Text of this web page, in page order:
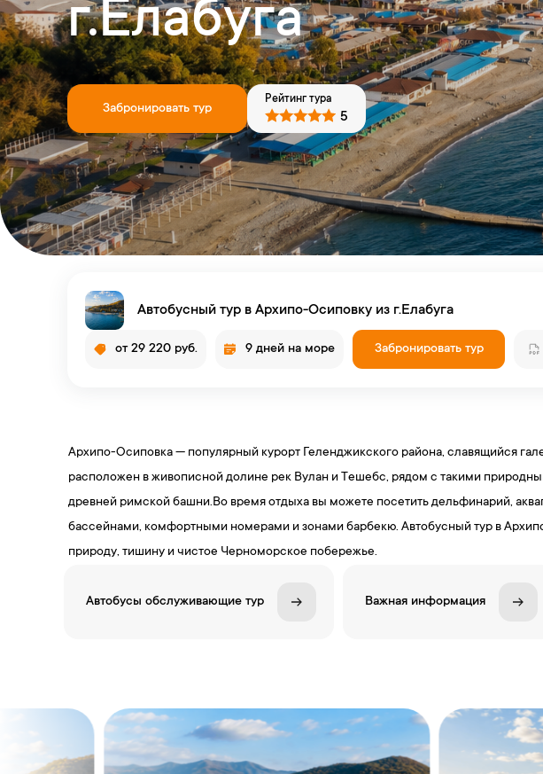
г.Елабуга
Забронировать тур
Рейтинг тура
5
Автобусный тур в Архипо-Осиповку из г.Елабуга
от 29 220 руб. 9 дней на море Забронировать тур
Архипо-Осиповка — популярный курорт Геленджикского района, славящийся
расположен в живописной долине рек Вулан и Тешебс, рядом с такими
древней римской башни.Во время отдыха вы можете посетить дельфинарий,
бассейнами, комфортными номерами и зонами барбекю. Автобусный тур в
природу, тишину и чистое Черноморское побережье.
Автобусы обслуживающие тур Важная информация